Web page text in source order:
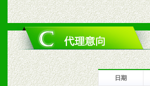
六、服务优势
1、完善的信息
我们将及时回复
日期